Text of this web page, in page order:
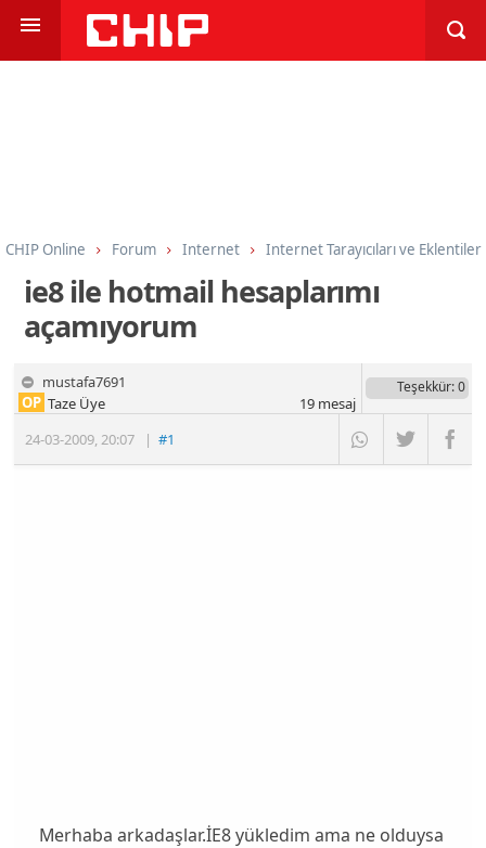
CHIP Online Forum Internet Internet Tarayıcıları ve Eklentiler
ie8 ile hotmail hesaplarımı
açamıyorum
mustafa7691
24-03-2009,20:07 |#1
OP Taze Üye
Teşekkür: 0
19mesaj
Merhaba arkadaşlar.İE8 yükledim ama ne olduysa